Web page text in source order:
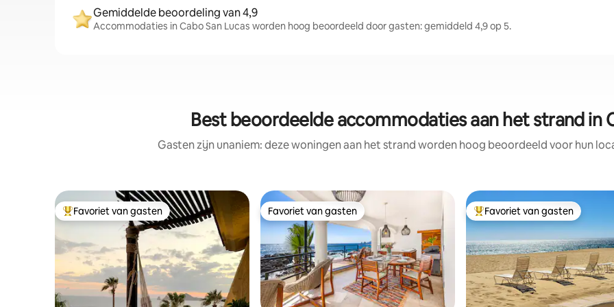
Gemiddelde beoordeling van 4,9
Accommodaties in Cabo San Lucas worden hoog beoordeeld door gasten: gemiddeld 4,9 op 5.
Best beoordeelde accommodaties aan het strand in
Gasten zijn unaniem: deze woningen aan het strand worden hoog beoordeeld voor hun
Topfavoriet van gasten
Favoriet van gasten Favoriet van gasten
Favoriet van gasten Topfavoriet van gasten
Favoriet van gasten